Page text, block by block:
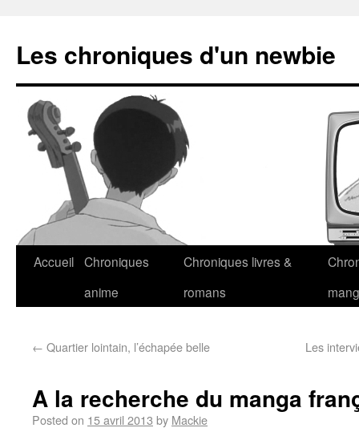
Les chroniques d'un newbie
Accueil Chroniques
anime
Chroniques livres &
romans
← Quartier lointain, l’échapée belle Les
A la recherche du manga
Posted on 15 avril 2013 by Mackie